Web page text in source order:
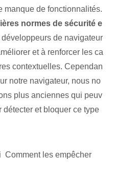
manque de fonctionnalités.
normes de sécurité e
développeurs de navigateur
et à renforcer les ca
contextuelles. Cependan
notre navigateur, nous no
plus anciennes qui peuv
détecter et bloquer ce type
Comment les empêcher